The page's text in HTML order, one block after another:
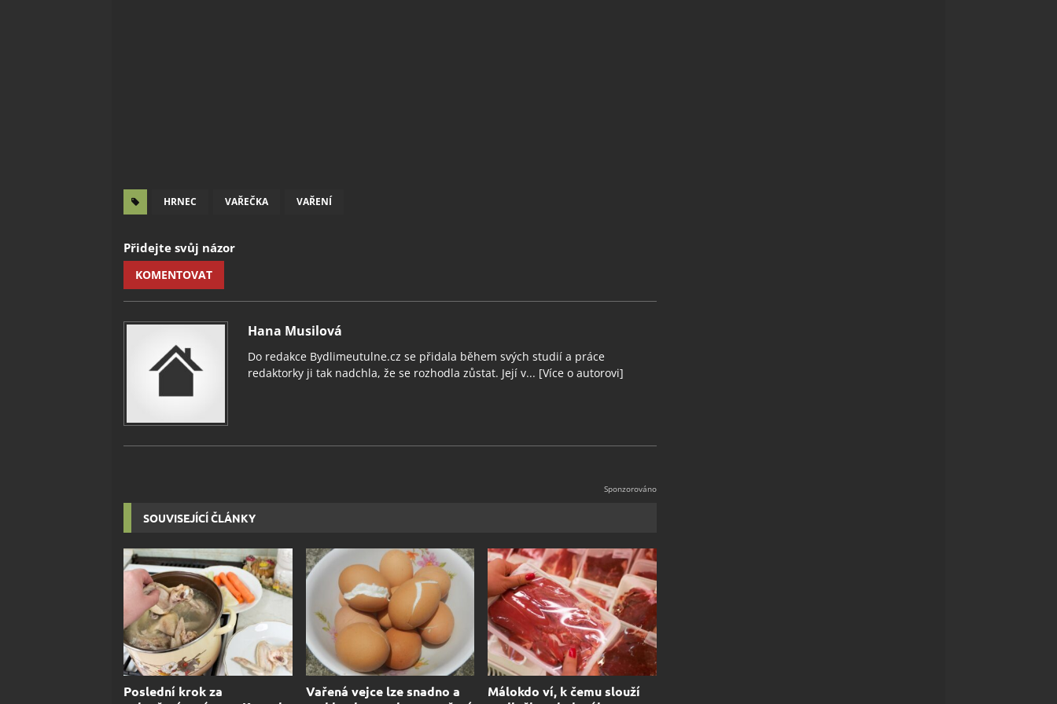
HRNEC VAŘEČKA VAŘENÍ
Přidejte svůj názor
KOMENTOVAT
Hana Musilová
Do redakce Bydlimeutulne.cz se přidala během svých studií a práce
redaktorky ji tak nadchla, že se rozhodla zůstat. Její v... [Více o autorovi]
SOUVISEJÍCÍ ČLÁNKY
Poslední krok za
Vařená vejce lze snadno a
Málokdo ví, k čemu slouží